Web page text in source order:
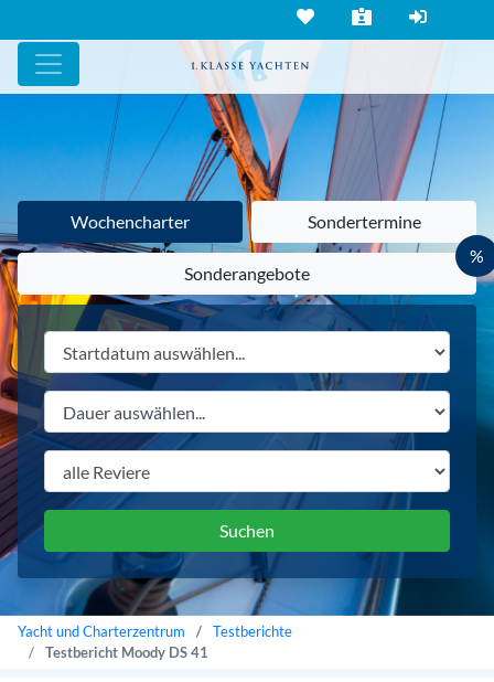
Wochencharter Sondertermine
Sonderangebote
%
Yacht und Charterzentrum
Testberichte
Testbericht Moody DS 41